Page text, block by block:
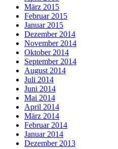
März 2015
Februar 2015
Januar 2015
Dezember 2014
November 2014
Oktober 2014
September 2014
August 2014
Juli 2014
Juni 2014
Mai 2014
April 2014
März 2014
Februar 2014
Januar 2014
Dezember 2013